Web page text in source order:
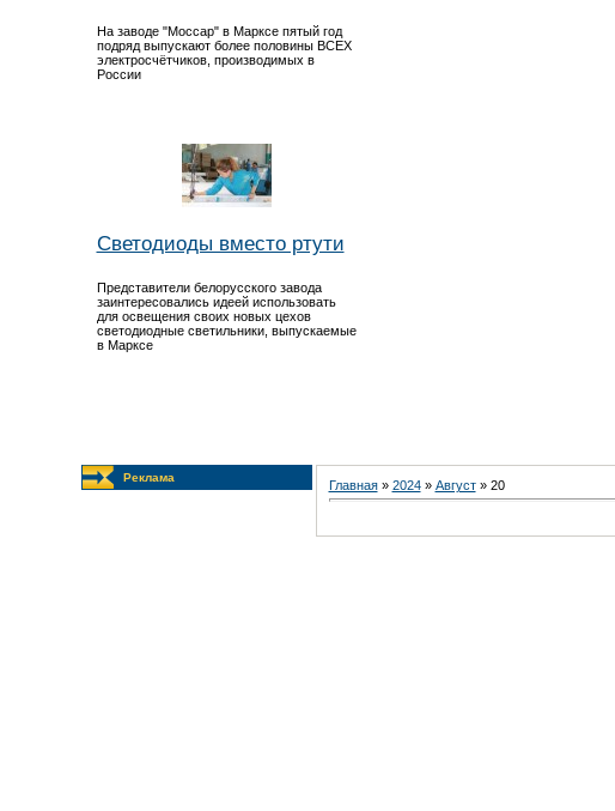
На заводе "Моссар" в Марксе пятый год
подряд выпускают более половины ВСЕХ
электросчётчиков, производимых в
России
Светодиоды вместо ртути
Представители белорусского завода
заинтересовались идеей использовать
для освещения своих новых цехов
светодиодные светильники, выпускаемые
в Марксе
Реклама
Главная» 2024 » Август » 20